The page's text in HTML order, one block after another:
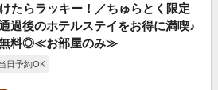
たらラッキー！／ちゅらとく限定
過後のホテルステイをお得に満喫♪
無料◎≪お部屋のみ≫
日予約OK